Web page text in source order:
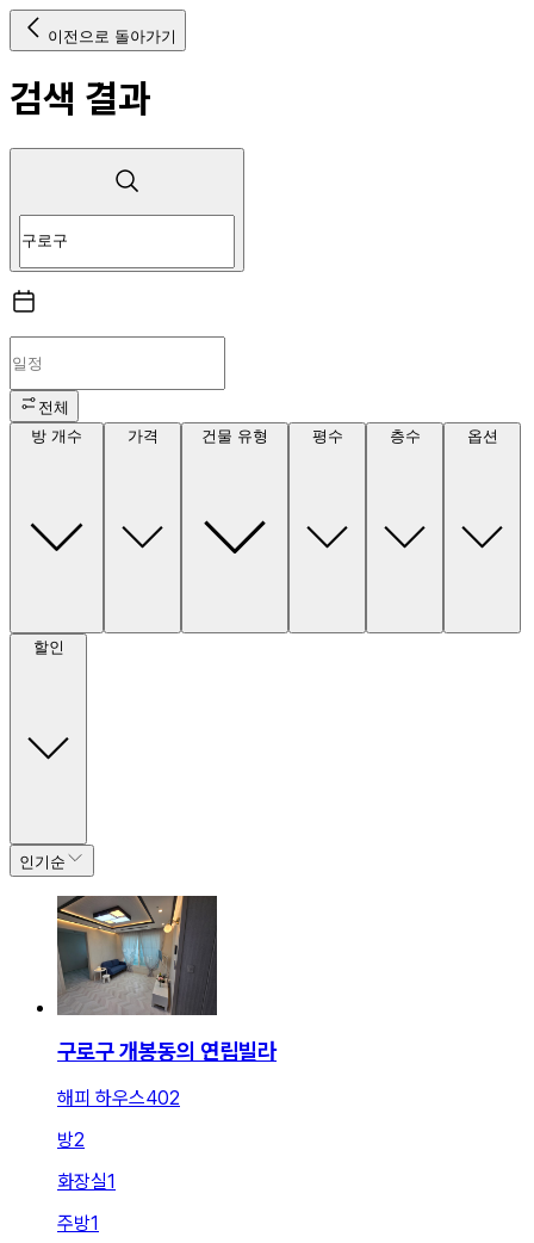
이전으로 돌아가기
검색 결과
전체
방 개수
가격 건물 유형 평수 층수 옵션
할인
인기순
구로구 개봉동의 연립빌라
해피 하우스402
방2
화장실1
주방1